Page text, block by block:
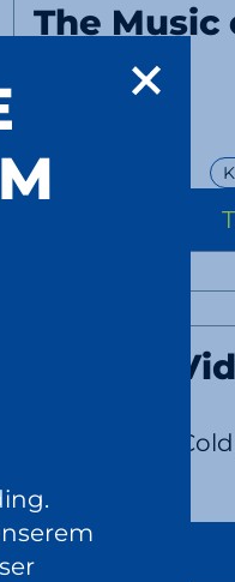
The Music
Einaudi
Viva La
A Tribute to
2026